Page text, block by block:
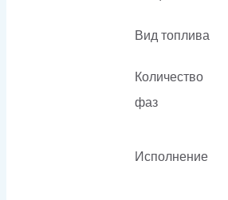
Вид топлива
Количество
фаз
Исполнение